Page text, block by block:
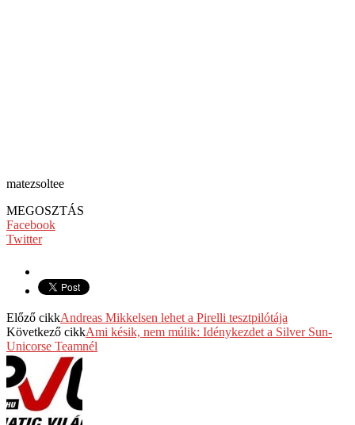
matezsoltee
MEGOSZTÁS
Facebook
Twitter
Előző cikkAndreas Mikkelsen lehet a Pirelli tesztpilótája
Következő cikkAmi késik, nem múlik: Idénykezdet a Silver Sun-
Unicorse Teamnél